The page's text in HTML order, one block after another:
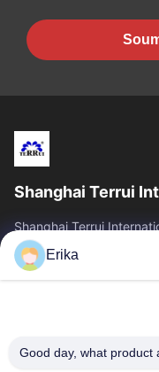
Shanghai Terrui
Shanghai Terrui
2002, spécialisée dans
vente d'équipements...
Liens Rapides
À Propos De Nous
Erika
Good day, what product